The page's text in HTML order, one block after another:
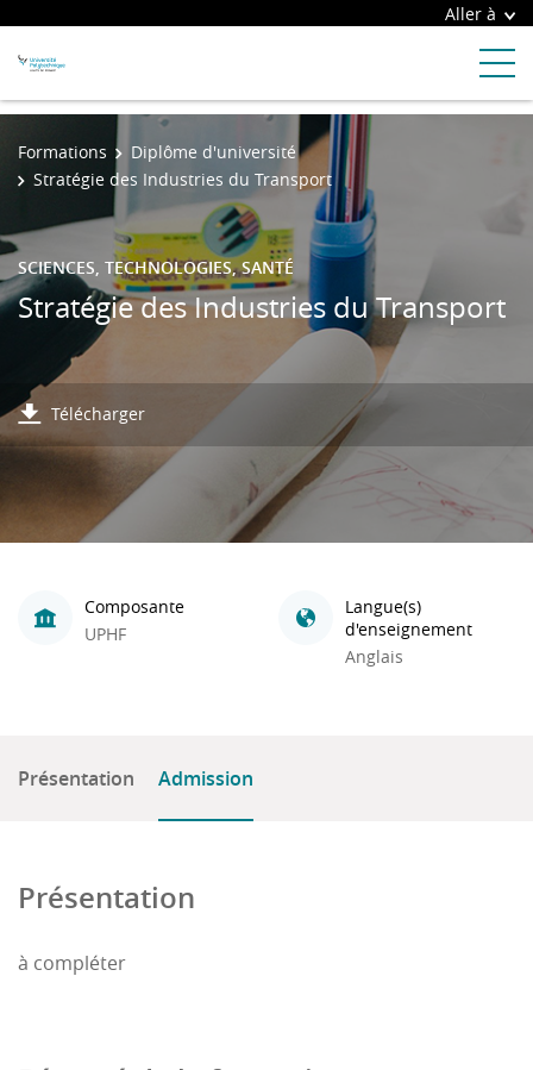
Aller à
Formations
Diplôme d'université
Stratégie des Industries du Transport
SCIENCES, TECHNOLOGIES, SANTÉ
Stratégie des Industries du Transport
Télécharger
Composante
UPHF
Langue(s)
d'enseignement
Anglais
Présentation Admission
Présentation
à compléter